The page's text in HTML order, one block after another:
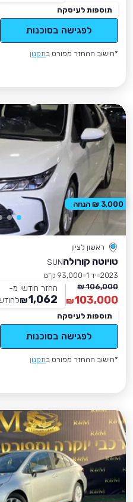
תוספות לעיסקה
לפגישה בסוכנות
*חישוב ההחזר מפורט בתקנון
ראשון לציון
טויוטה קורולהSUN
2023 יד 1
93,000 ק״מ
106,000 ₪
103,000
₪
החזר חודשי מ-
1,062
₪
תוספות לעיסקה
לפגישה בסוכנות
*חישוב ההחזר מפורט בתקנון
3,000 ₪ הנחה